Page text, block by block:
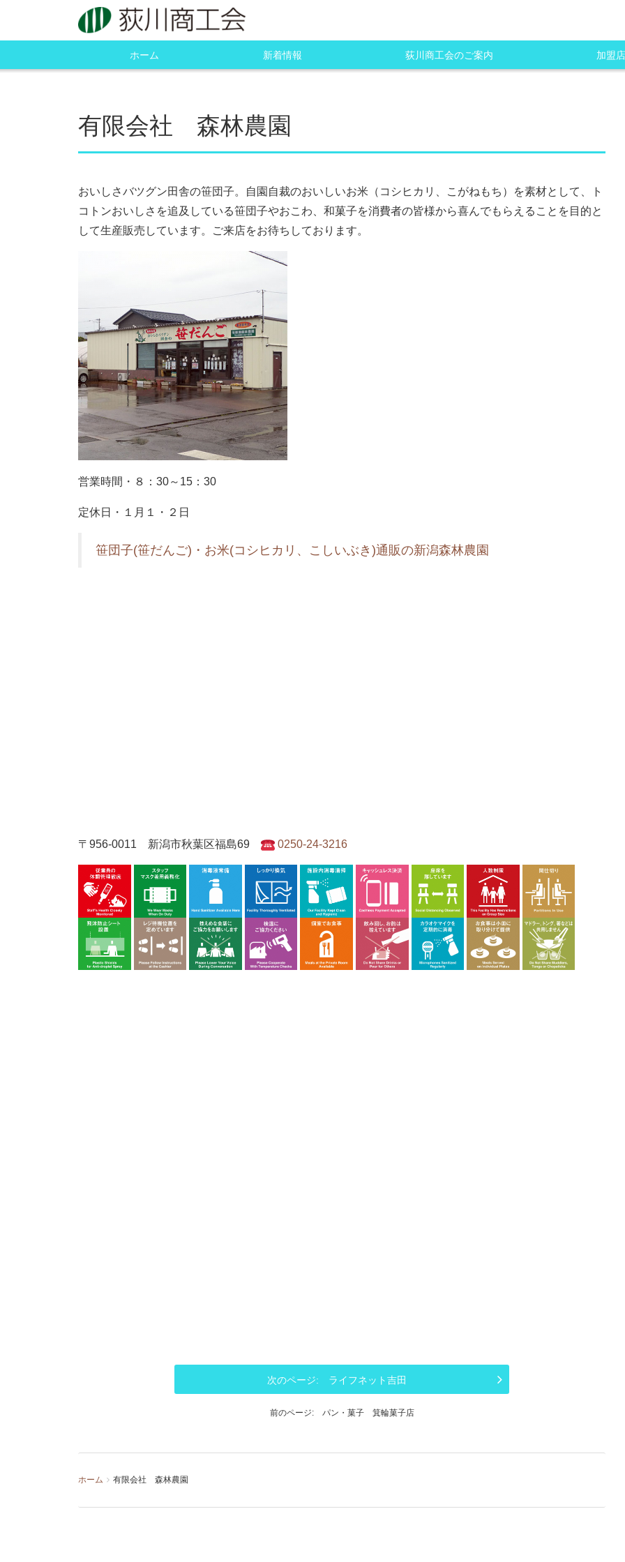
ホーム 新着情報 荻川商工会のご案内 加盟
有限会社 森林農園
おいしさバツグン田舎の笹団子。自園自裁のおいしいお米（コシヒカリ、こがねもち）を素材として、ト
コトンおいしさを追及している笹団子やおこわ、和菓子を消費者の皆様から喜んでもらえることを目的と
して生産販売しています。ご来店をお待ちしております。
営業時間・８：30～15：30
定休日・１月１・２日
笹団子(笹だんご)・お米(コシヒカリ、こしいぶき)通販の新潟森林農園
〒956-0011 新潟市秋葉区福島69 0250-24-3216
ライフネット吉田
パン・菓子 箕輪菓子店
ホーム 有限会社 森林農園